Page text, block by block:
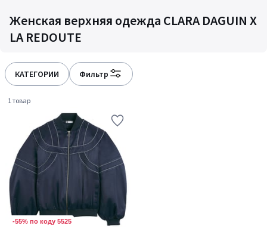
Женская верхняя одежда CLARA DAGUIN X
LA REDOUTE
КАТЕГОРИИ Фильтр
1 товар
-55% по коду 5525